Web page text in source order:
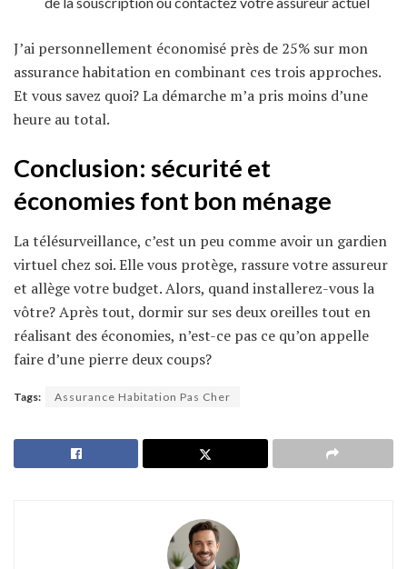
J’ai personnellement économisé près de 25% sur mon
assurance habitation en combinant ces trois approches.
Et vous savez quoi? La démarche m’a pris moins d’une
heure au total.
Conclusion: sécurité et
économies font bon ménage
La télésurveillance, c’est un peu comme avoir un gardien
virtuel chez soi. Elle vous protège, rassure votre assureur
et allège votre budget. Alors, quand installerez-vous la
vôtre? Après tout, dormir sur ses deux oreilles tout en
réalisant des économies, n’est-ce pas ce qu’on appelle
faire d’une pierre deux coups?
Tags: Assurance Habitation Pas Cher